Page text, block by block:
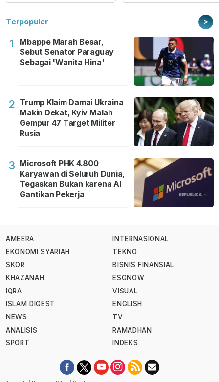
Terpopuler >
1
Mbappe Marah Besar,
Sebut Senator Paraguay
Sebagai 'Wanita Hina'
2 Trump Klaim Damai Ukraina
Makin Dekat, Kyiv Malah
Gempur 47 Target Militer
Rusia
3 Microsoft PHK 4.800
Karyawan di Seluruh Dunia,
Tegaskan Bukan karena AI
Gantikan Pekerja
AMEERA
EKONOMI SYARIAH
SKOR
KHAZANAH
IQRA
ISLAM DIGEST
NEWS
ANALISIS
SPORT
INTERNASIONAL
TEKNO
BISNIS FINANSIAL
ESGNOW
VISUAL
ENGLISH
TV
RAMADHAN
INDEKS